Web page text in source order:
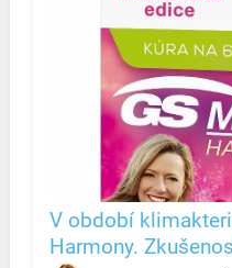
V období
Harmony.